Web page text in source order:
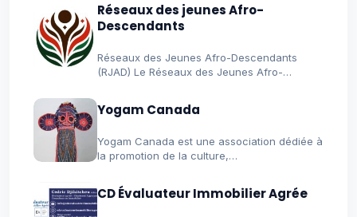
Réseaux des jeunes Afro-
Descendants
Réseaux des Jeunes Afro-Descendants
(RJAD) Le Réseaux des Jeunes Afro-
Yogam Canada
Yogam Canada est une association dédiée à
la promotion de la culture,…
CD Évaluateur Immobilier Agrée